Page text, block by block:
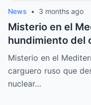
News • 3 months ago
Misterio en el
hundimiento del
sospechas de
Misterio en el
carguero ruso que
nuclear…